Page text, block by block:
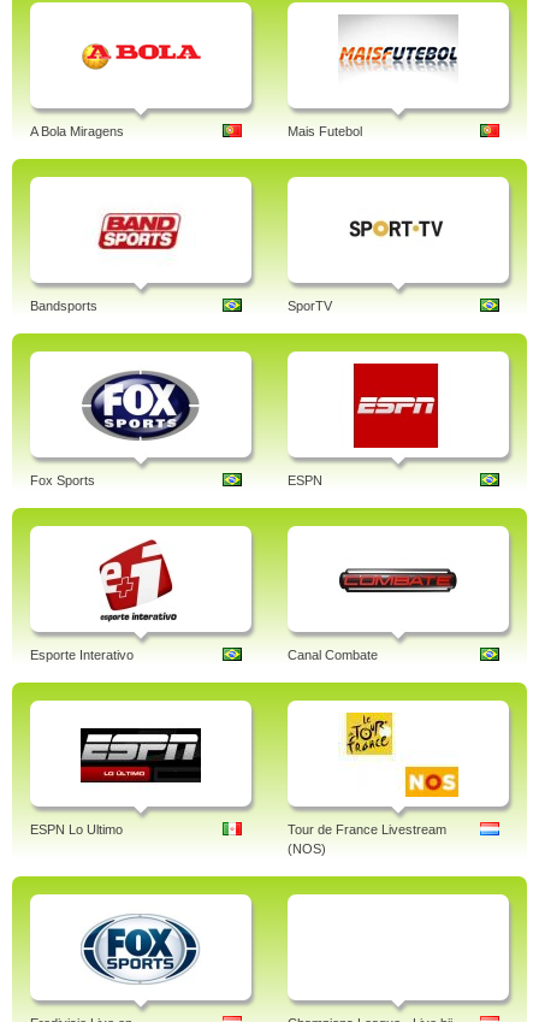
A Bola Miragens Mais Futebol
Bandsports SporTV
Fox Sports ESPN
Esporte Interativo Canal Combate
ESPN Lo Ultimo
Tour de France Livestream
(NOS)